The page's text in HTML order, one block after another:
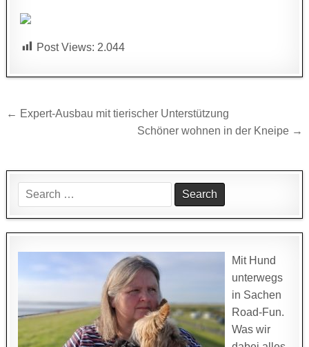
Post Views: 2.044
Beitragsnavigation
← Expert-Ausbau mit tierischer Unterstützung
Schöner wohnen in der Kneipe →
Search
for:
Mit Hund
unterwegs
in Sachen
Road-Fun.
Was wir